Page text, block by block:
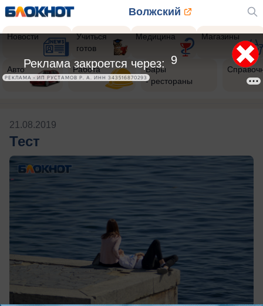
Волжский
Новости
Учиться
готов
Медицина Магазины
Авто Работа
Бары
- рестораны
21.08.2019
Тест
9
Реклама закроется через:
РЕКЛАМА • ИП РУСТАМОВ Р. А. ИНН 343516870293